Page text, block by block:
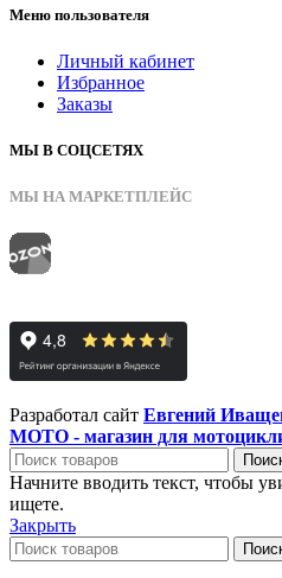
Меню пользователя
Личный кабинет
Избранное
Заказы
МЫ В СОЦСЕТЯХ
МЫ НА МАРКЕТПЛЕЙС
Разработал сайт Евгений
МОТО - магазин для
Начните вводить текст, чтобы
ищете.
Закрыть